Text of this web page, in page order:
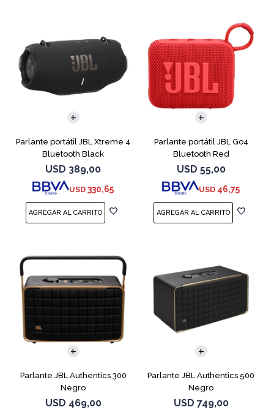
Parlante portátil JBL Xtreme 4
Bluetooth Black
USD 389,00
USD 330,65
Parlante portátil JBL Go4
Bluetooth Red
USD 55,00
USD 46,75
Parlante JBL Authentics 300
Negro
USD 469,00
Parlante JBL Authentics 500
Negro
USD 749,00